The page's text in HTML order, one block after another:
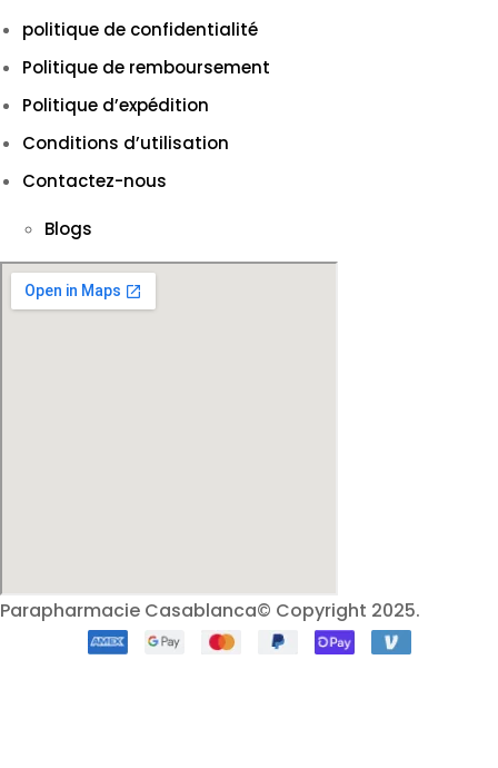
politique de confidentialité
Politique de remboursement
Politique d’expédition
Conditions d’utilisation
Contactez-nous
Blogs
Parapharmacie Casablanca© Copyright 2025.